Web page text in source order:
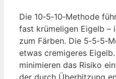
Die 10‑5‑10‑Methode
fast krümeligen Eigelb –
zum Färben. Die
etwas cremigeres
minimieren das Risiko